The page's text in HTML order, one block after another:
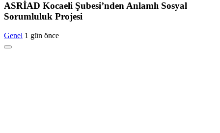
ASRİAD Kocaeli Şubesi’nden Anlamlı Sosyal
Sorumluluk Projesi
Genel 1 gün önce